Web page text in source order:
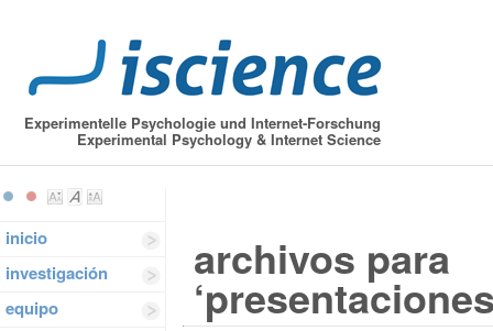
Experimentelle Psychologie und Internet-Forschung
Experimental Psychology & Internet Science
inicio
investigación
equipo
archivos para